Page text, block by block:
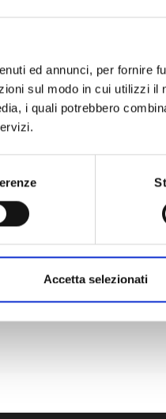
ed annunci, per fornire
sul modo in cui utilizzi
i quali potrebbero
Accetta selezionati
la professionalità e